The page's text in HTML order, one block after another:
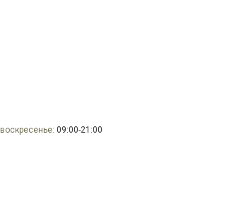
воскресенье: 09:00-21:00